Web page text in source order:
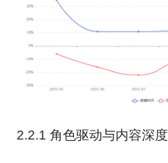
2.2.1 角色驱动与内容深度